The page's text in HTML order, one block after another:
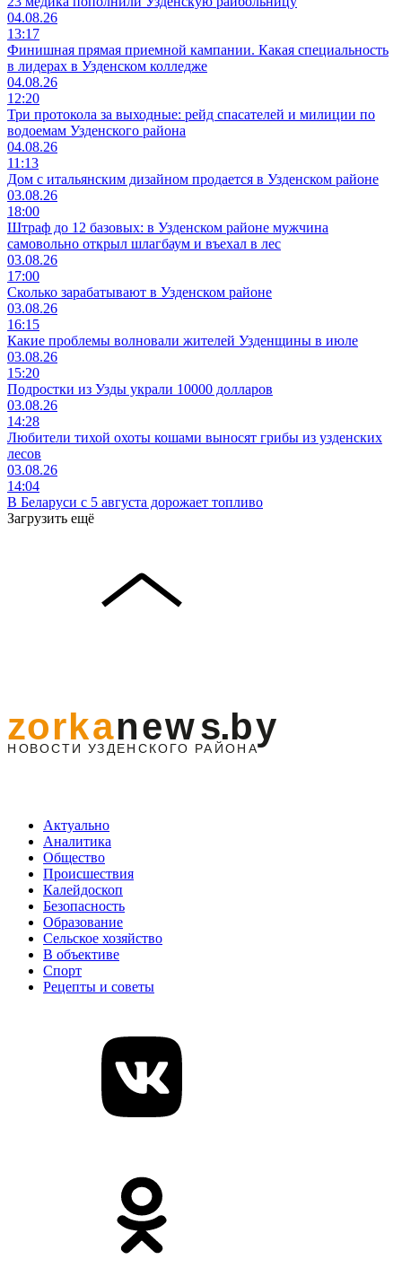
04.08.26
13:17
Финишная прямая приемной кампании. Какая специальность
в лидерах в Узденском колледже
04.08.26
12:20
Три протокола за выходные: рейд спасателей и милиции по
водоемам Узденского района
04.08.26
11:13
Дом с итальянским дизайном продается в Узденском районе
03.08.26
18:00
Штраф до 12 базовых: в Узденском районе мужчина
самовольно открыл шлагбаум и въехал в лес
03.08.26
17:00
Сколько зарабатывают в Узденском районе
03.08.26
16:15
Какие проблемы волновали жителей Узденщины в июле
03.08.26
15:20
Подростки из Узды украли 10000 долларов
03.08.26
14:28
Любители тихой охоты кошами выносят грибы из узденских
лесов
03.08.26
14:04
В Беларуси с 5 августа дорожает топливо
Загрузить ещё
Актуально
Аналитика
Общество
Происшествия
Калейдоскоп
Безопасность
Образование
Сельское хозяйство
В объективе
Спорт
Рецепты и советы